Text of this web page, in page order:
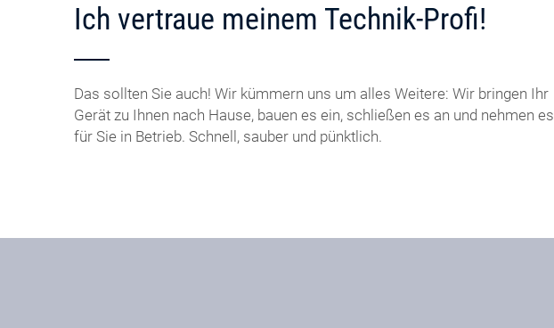
Ich vertraue meinem Technik-Profi!
Das sollten Sie auch! Wir kümmern uns um alles Weitere: Wir bringen Ihr
Gerät zu Ihnen nach Hause, bauen es ein, schließen es an und nehmen es
für Sie in Betrieb. Schnell, sauber und pünktlich.